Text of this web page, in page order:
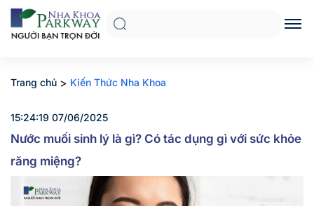
Trang chủ > Kiến Thức Nha Khoa
15:24:19 07/06/2025
Nước muối sinh lý là gì? Có tác dụng gì với sức khỏe
răng miệng?